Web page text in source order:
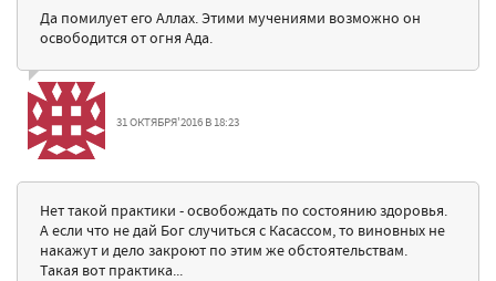
Да помилует его Аллах. Этими мучениями возможно он
освободится от огня Ада.
31 ОКТЯБРЯ'2016 В 18:23
Нет такой практики - освобождать по состоянию здоровья.
А если что не дай Бог случиться с Касассом, то виновных не
накажут и дело закроют по этим же обстоятельствам.
Такая вот практика...